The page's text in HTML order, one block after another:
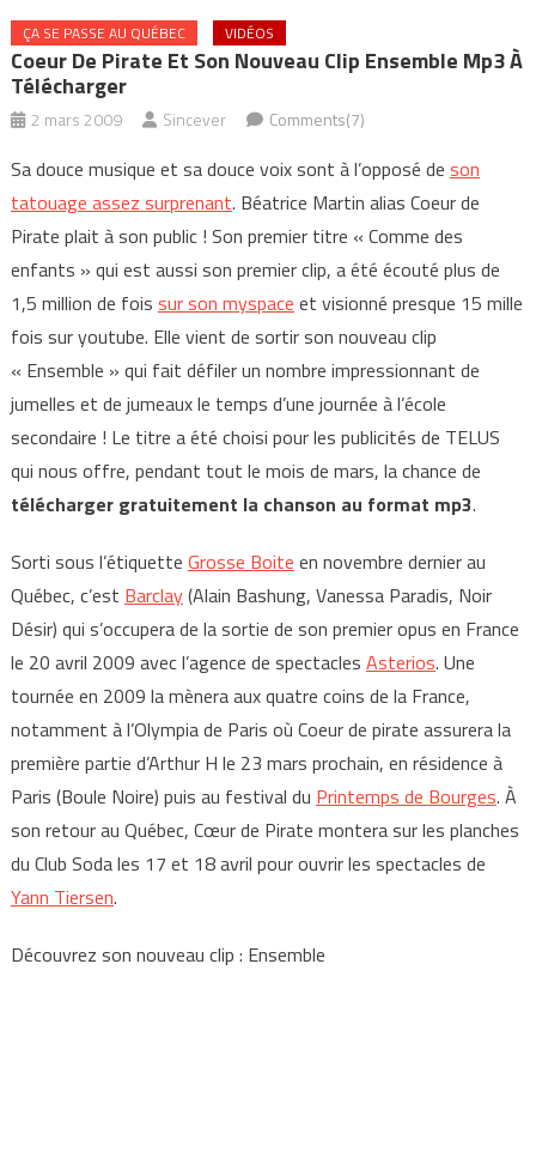
ÇA SE PASSE AU QUÉBEC VIDÉOS
Coeur De Pirate Et Son Nouveau Clip Ensemble Mp3 À
Télécharger
2 mars 2009 Sincever Comments(7)
Sa douce musique et sa douce voix sont à l’opposé de son
tatouage assez surprenant. Béatrice Martin alias Coeur de
Pirate plait à son public ! Son premier titre « Comme des
enfants » qui est aussi son premier clip, a été écouté plus de
1,5 million de fois sur son myspace et visionné presque 15 mille
fois sur youtube. Elle vient de sortir son nouveau clip
« Ensemble » qui fait défiler un nombre impressionnant de
jumelles et de jumeaux le temps d’une journée à l’école
secondaire ! Le titre a été choisi pour les publicités de TELUS
qui nous offre, pendant tout le mois de mars, la chance de
télécharger gratuitement la chanson au format mp3.
Sorti sous l’étiquette Grosse Boite en novembre dernier au
Québec, c’est Barclay(Alain Bashung, Vanessa Paradis, Noir
Désir) qui s’occupera de la sortie de son premier opus en France
le 20 avril 2009 avec l’agence de spectacles Asterios. Une
tournée en 2009 la mènera aux quatre coins de la France,
notamment à l’Olympia de Paris où Coeur de pirate assurera la
première partie d’Arthur H le 23 mars prochain, en résidence à
Paris (Boule Noire) puis au festival du Printemps de Bourges. À
son retour au Québec, Cœur de Pirate montera sur les planches
du Club Soda les 17 et 18 avril pour ouvrir les spectacles de
Yann Tiersen.
Découvrez son nouveau clip : Ensemble